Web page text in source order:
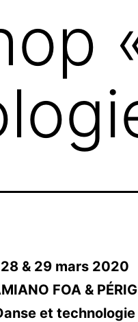
& 29 mars 2020
FOA &
et technologie